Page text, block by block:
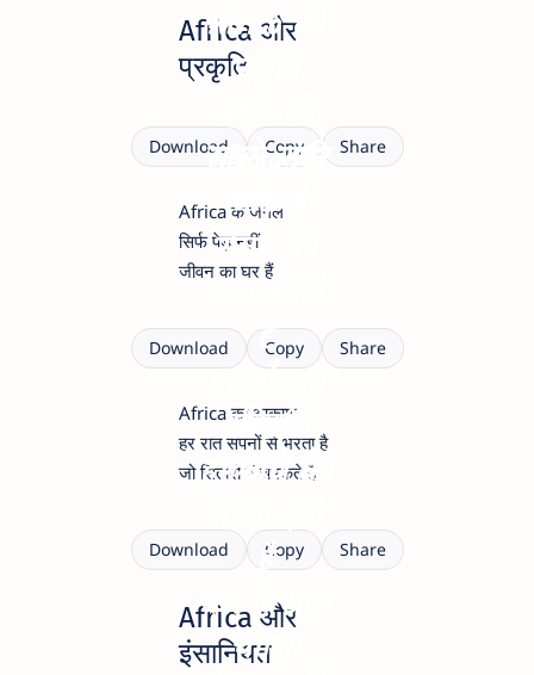
Africa और
प्रकृति
Africa की
प्रकृति
ईश्वर की
सबसे सुंदर
कला है
Download Copy Share
Africa के जंगल
सिर्फ पेड़ नहीं
जीवन का घर हैं
Africa की
नदियां
समय की
तरह बहती
हैं
और
इतिहास
कहती हैं
Download Copy Share
Africa का आकाश
हर रात सपनों से भरता है
जो सितारों में चमकते हैं
Africa की
धरती
हर बीज को
मौका देती
है
बस विश्वास
चाहिए
Download Copy Share
Africa और
इंसानियत